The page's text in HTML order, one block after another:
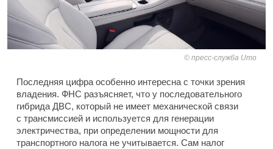
пресс-служба Umo
Последняя цифра особенно интересна с точки зрения
владения. ФНС разъясняет, что у последовательного
гибрида ДВС, который не имеет механической связи
с трансмиссией и используется для генерации
электричества, при определении мощности для
транспортного налога не учитывается. Сам налог